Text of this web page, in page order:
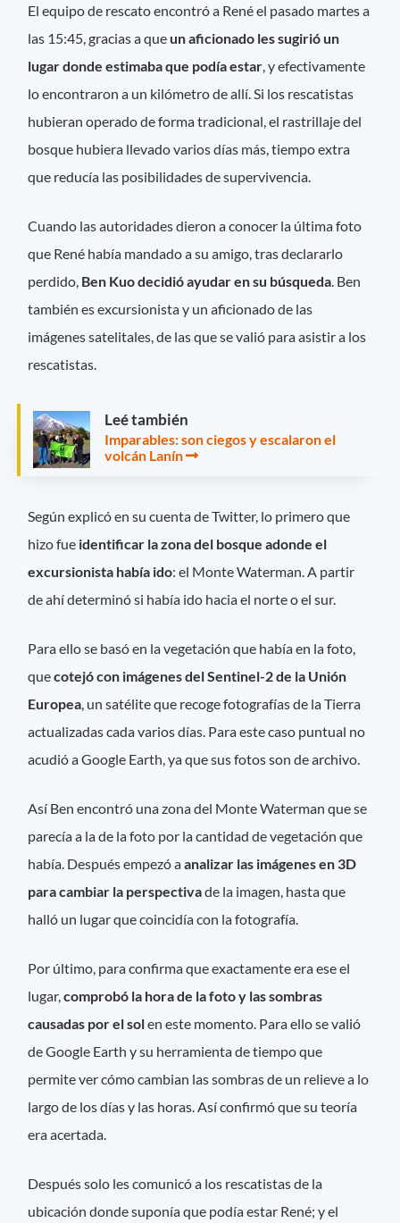
El equipo de rescato encontró a René el pasado martes a
las 15:45, gracias a que un aficionado les sugirió un
lugar donde estimaba que podía estar, y efectivamente
lo encontraron a un kilómetro de allí. Si los rescatistas
hubieran operado de forma tradicional, el rastrillaje del
bosque hubiera llevado varios días más, tiempo extra
que reducía las posibilidades de supervivencia.
Cuando las autoridades dieron a conocer la última foto
que René había mandado a su amigo, tras declararlo
perdido, Ben Kuo decidió ayudar en su búsqueda. Ben
también es excursionista y un aficionado de las
imágenes satelitales, de las que se valió para asistir a los
rescatistas.
Leé también
Imparables: son ciegos y escalaron el
volcán Lanín
Según explicó en su cuenta de Twitter, lo primero que
hizo fue identificar la zona del bosque adonde el
excursionista había ido: el Monte Waterman. A partir
de ahí determinó si había ido hacia el norte o el sur.
Para ello se basó en la vegetación que había en la foto,
quecotejó con imágenes del Sentinel-2 de la Unión
Europea, un satélite que recoge fotografías de la Tierra
actualizadas cada varios días. Para este caso puntual no
acudió a Google Earth, ya que sus fotos son de archivo.
Así Ben encontró una zona del Monte Waterman que se
parecía a la de la foto por la cantidad de vegetación que
había. Después empezó aanalizar las imágenes en 3D
para cambiar la perspectivade la imagen, hasta que
halló un lugar que coincidía con la fotografía.
Por último, para confirma que exactamente era ese el
lugar,comprobó la hora de la foto y las sombras
causadas por el solen este momento. Para ello se valió
de Google Earth y su herramienta de tiempo que
permite ver cómo cambian las sombras de un relieve a lo
largo de los días y las horas. Así confirmó que su teoría
era acertada.
Después solo les comunicó a los rescatistas de la
ubicación donde suponía que podía estar René; y el